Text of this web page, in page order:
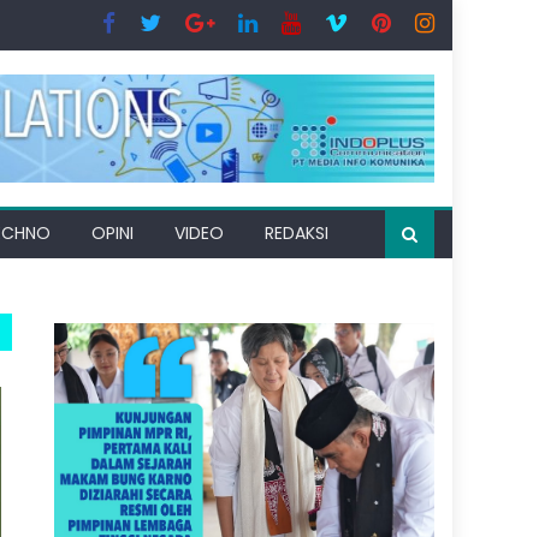
OPINI VIDEO REDAKSI